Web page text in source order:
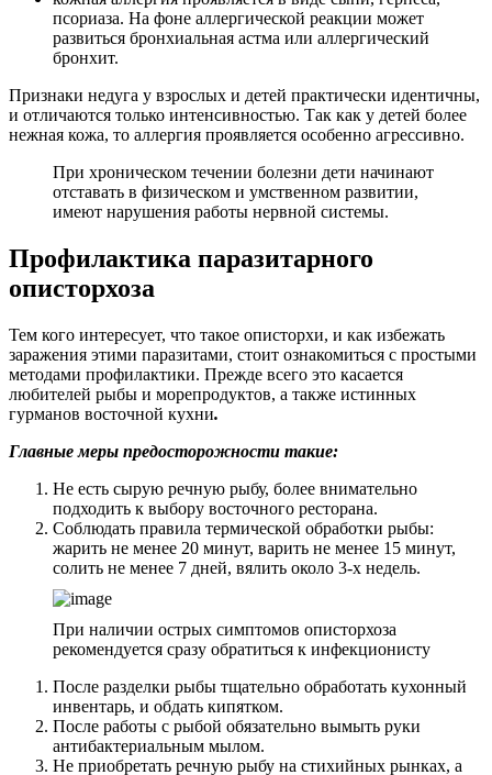
псориаза. На фоне аллергической реакции может
развиться бронхиальная астма или аллергический
бронхит.
Признаки недуга у взрослых и детей практически идентичны,
и отличаются только интенсивностью. Так как у детей более
нежная кожа, то аллергия проявляется особенно агрессивно.
При хроническом течении болезни дети начинают
отставать в физическом и умственном развитии,
имеют нарушения работы нервной системы.
Профилактика паразитарного
описторхоза
Тем кого интересует, что такое описторхи, и как избежать
заражения этими паразитами, стоит ознакомиться с простыми
методами профилактики. Прежде всего это касается
любителей рыбы и морепродуктов, а также истинных
гурманов восточной кухни.
Главные меры предосторожности такие:
Не есть сырую речную рыбу, более внимательно
подходить к выбору восточного ресторана.
Соблюдать правила термической обработки рыбы:
жарить не менее 20 минут, варить не менее 15 минут,
солить не менее 7 дней, вялить около 3-х недель.
При наличии острых симптомов описторхоза
рекомендуется сразу обратиться к инфекционисту
После разделки рыбы тщательно обработать кухонный
инвентарь, и обдать кипятком.
После работы с рыбой обязательно вымыть руки
антибактериальным мылом.
Не приобретать речную рыбу на стихийных рынках, а